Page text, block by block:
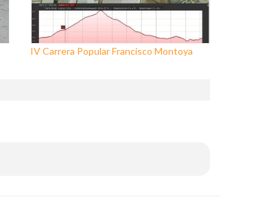
IV Carrera Popular Francisco Montoya